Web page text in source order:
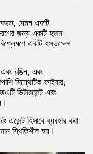
যেমন একটি
জন্য একটি হজম
একটি হস্তক্ষেপ
রঙিন, এবং
সিন্থেটিক ফাইবার,
ডিটারজেন্ট এবং
এজেন্ট হিসাবে ব্যবহার করা
স্থিতিশীল হয়।